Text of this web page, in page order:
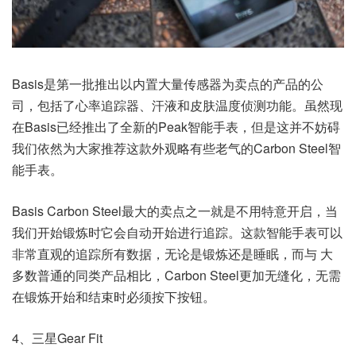
Basis是第一批推出以内置大量传感器为卖点的产品的公
司，包括了心率追踪器、汗液和皮肤温度侦测功能。虽然现
在Basis已经推出了全新的Peak智能手表，但是这并不妨碍
我们依然为大家推荐这款外观略有些老气的Carbon Steel智
能手表。
Basis Carbon Steel最大的卖点之一就是不用特意开启，当
我们开始锻炼时它会自动开始进行追踪。这款智能手表可以
非常直观的追踪所有数据，无论是锻炼还是睡眠，而与 大
多数普通的同类产品相比，Carbon Steel更加无缝化，无需
在锻炼开始和结束时必须按下按钮。
4、三星Gear Fit